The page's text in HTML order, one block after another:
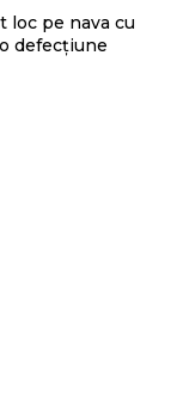
loc pe nava cu
defecțiune